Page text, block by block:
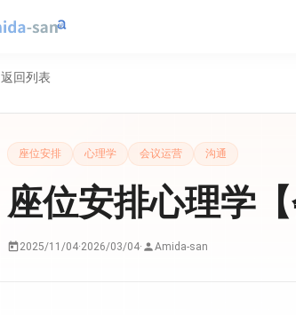
返回列表
座位安排 心理学 会议运营 沟通
座位安排心理学
2025/11/04·2026/03/04· Amida-san